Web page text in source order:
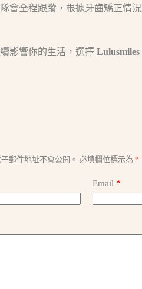
會全程跟蹤，根據牙齒矯正情
影響你的生活，選擇 Lulusmiles
郵件地址不會公開。 必填欄位標示為 *
Email *